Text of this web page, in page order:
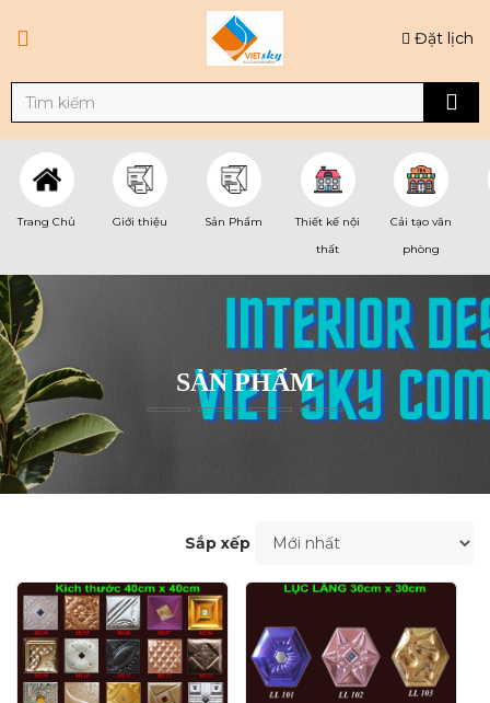
Đặt lịch
Trang Chủ Giới thiệu Sản Phẩm
Thiết kế nội
thất
Cải tạo văn
phòng
SẢN PHẨM
Sắp xếp